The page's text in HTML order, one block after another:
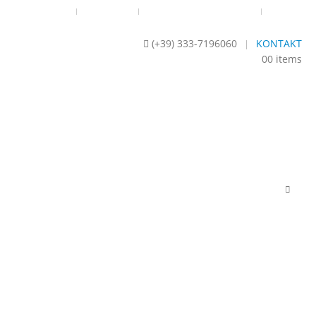
(+39) 333-7196060 |
KONTAKT
00 items